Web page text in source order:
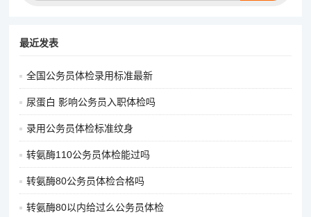
最近发表
全国公务员体检录用标准最新
尿蛋白 影响公务员入职体检吗
录用公务员体检标准纹身
转氨酶110公务员体检能过吗
转氨酶80公务员体检合格吗
转氨酶80以内给过么公务员体检